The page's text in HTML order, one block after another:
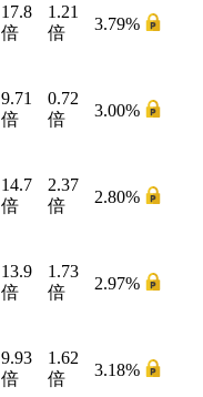
17.8
倍
1.21
倍
3.79%
9.71
倍
0.72
倍
3.00%
14.7
倍
2.37
倍
2.80%
13.9
倍
1.73
倍
2.97%
9.93
倍
1.62
倍
3.18%